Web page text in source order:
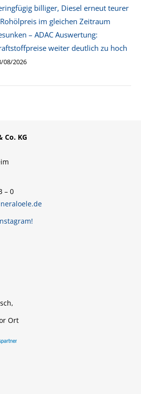
billiger, Diesel erneut teurer
im gleichen Zeitraum
– ADAC Auswertung:
weiter deutlich zu hoch
08/2026
Co. KG
– 0
Ort